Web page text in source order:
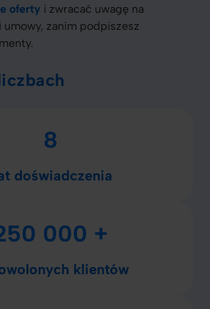
oferty i zwracać uwagę na
zanim podpiszesz
8
doświadczenia
000 +
klientów